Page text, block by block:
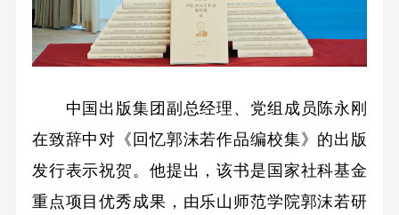
中国出版集团副总经理、党组成员陈永刚
在致辞中对《回忆郭沫若作品编校集》的出版
发行表示祝贺。他提出，该书是国家社科基金
重点项目优秀成果，由乐山师范学院郭沫若研